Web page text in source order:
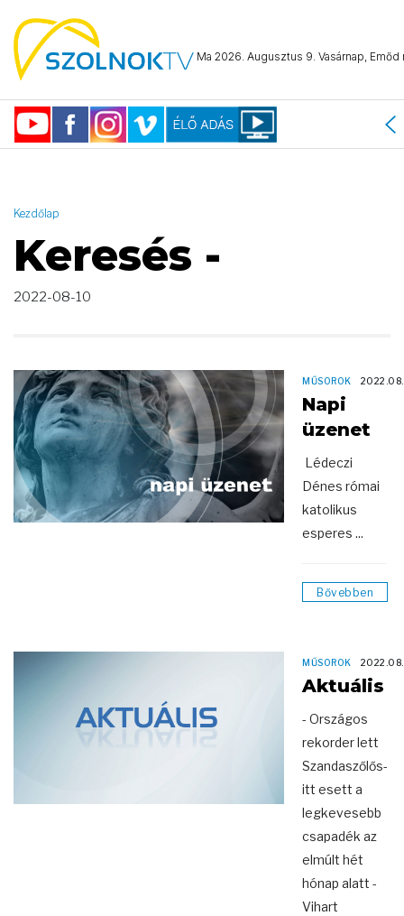
Ma 2026. Augusztus 9. Vasárnap, Emőd
"2022-08-10 23:59:59" )
Kezdőlap
Keresés -
2022-08-10
MŰSOROK
Napi
üzenet
Lédeczi
Dénes római
katolikus
esperes ...
Bővebben
MŰSOROK
Aktuális
- Országos
rekorder lett
Szandaszőlős-
itt esett a
legkevesebb
csapadék az
elmúlt hét
hónap alatt -
Vihart